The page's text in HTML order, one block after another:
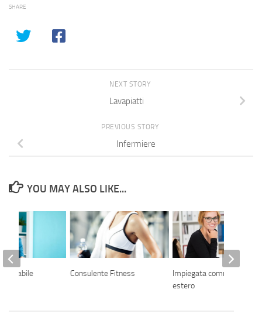
SHARE
NEXT STORY
Lavapiatti
PREVIOUS STORY
Infermiere
YOU MAY ALSO LIKE...
Consulente Fitness
Impiegata commerciale –
estero
contabile